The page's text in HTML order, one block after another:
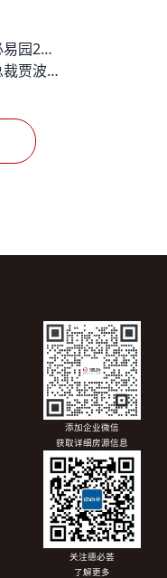
共发展，同进步——德必易园2011新春联谊会暨“七大服务平台”研讨会报道
创意服务中国——德必总裁贾波在上海戏剧学院进行专题讲座
添加企业微信
获取详细房源信息
关注德必荟
了解更多